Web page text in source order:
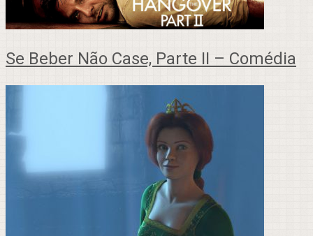
Se Beber Não Case, Parte II – Comédia